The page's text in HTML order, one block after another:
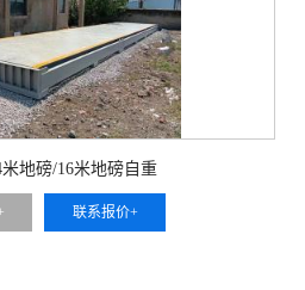
地磅/16米地磅自重
联系报价+